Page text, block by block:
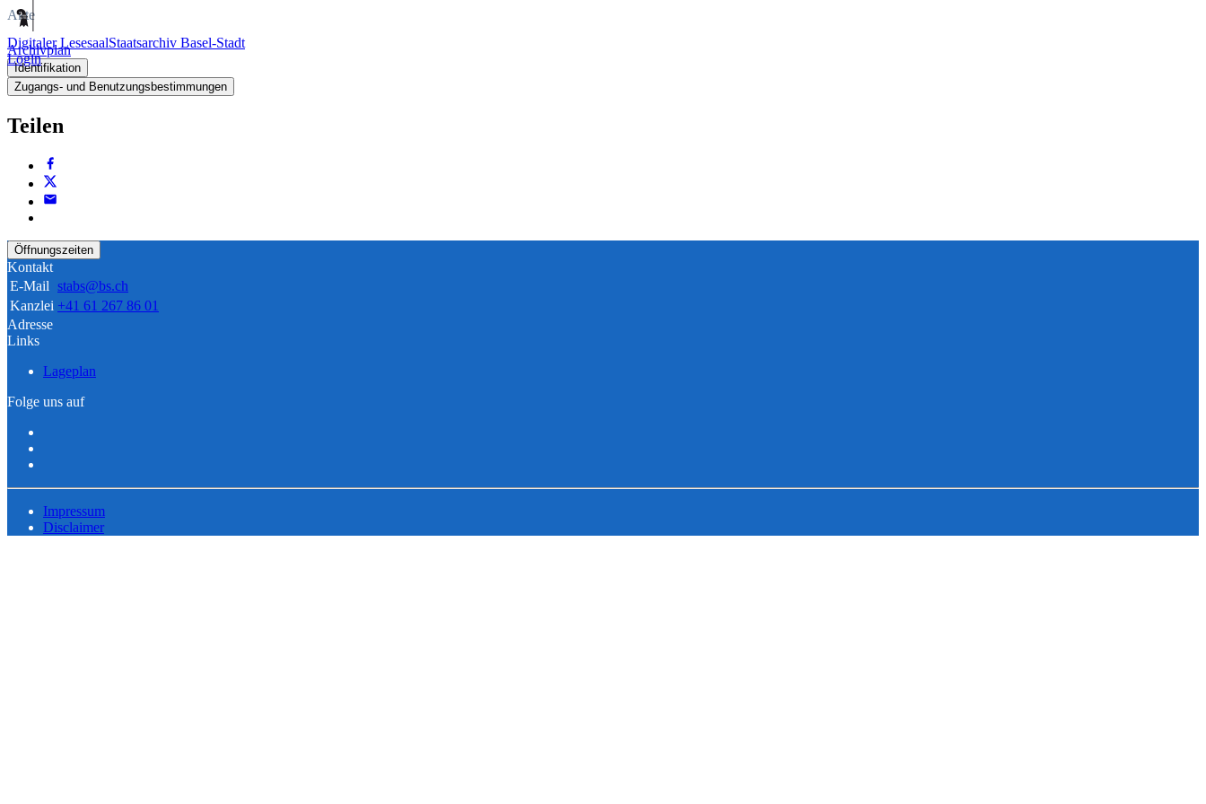
Digitaler LesesaalStaatsarchiv Basel-Stadt
Login
Akte
Archivplan
Identifikation
Zugangs- und Benutzungsbestimmungen
Teilen
Öffnungszeiten
Kontakt
E-Mail stabs@bs.ch
Kanzlei +41 61 267 86 01
Adresse
Links
Lageplan
Folge uns auf
Impressum
Disclaimer